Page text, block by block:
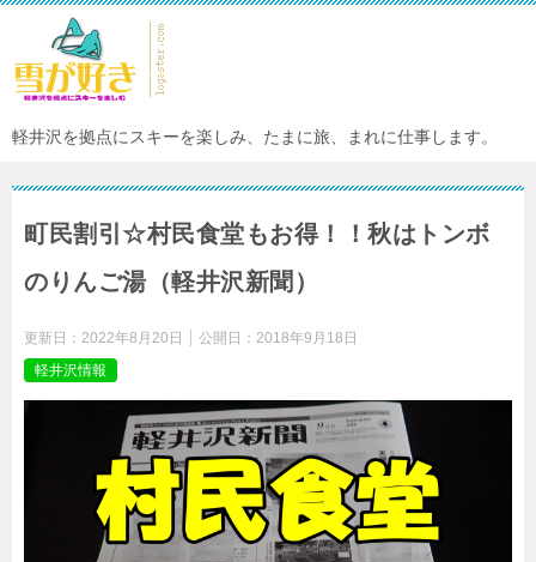
軽井沢を拠点にスキーを楽しみ、たまに旅、まれに仕事します。
町民割引☆村民食堂もお得！！秋はトンボ
のりんご湯（軽井沢新聞）
更新日： 2022年8月20日 公開日： 2018年9月18日
軽井沢情報